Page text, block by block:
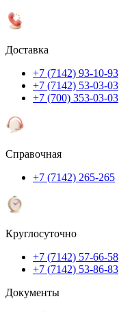
Доставка
+7 (7142) 93-10-93
+7 (7142) 53-03-03
+7 (700) 353-03-03
Справочная
+7 (7142) 265-265
Круглосуточно
+7 (7142) 57-66-58
+7 (7142) 53-86-83
Документы